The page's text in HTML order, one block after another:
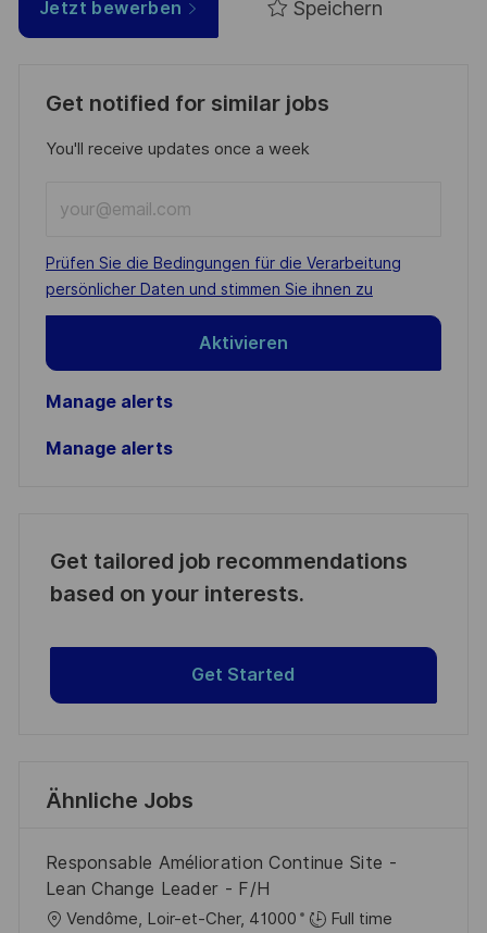
Jetzt bewerben Speichern
Get notified for similar jobs
You'll receive updates once a week
Email
address
(Required)
Required
Prüfen Sie die Bedingungen für die Verarbeitung
persönlicher Daten und stimmen Sie ihnen zu
Aktivieren
Manage alerts
Manage alerts
Get tailored job recommendations
based on your interests.
Get Started
Ähnliche Jobs
Responsable Amélioration Continue Site -
Lean Change Leader - F/H
O Vendôme, Loir-et-Cher, 41000
Full time